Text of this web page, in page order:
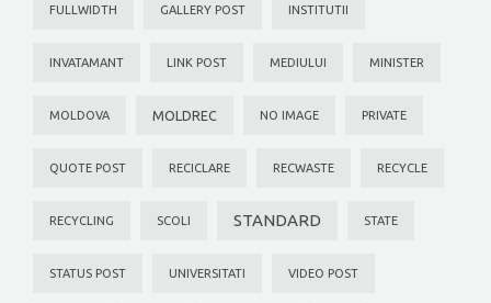
FULLWIDTH GALLERY POST INSTITUTII
INVATAMANT LINK POST MEDIULUI MINISTER
MOLDOVA MOLDREC NO IMAGE PRIVATE
QUOTE POST RECICLARE RECWASTE RECYCLE
RECYCLING SCOLI STANDARD STATE
STATUS POST UNIVERSITATI VIDEO POST